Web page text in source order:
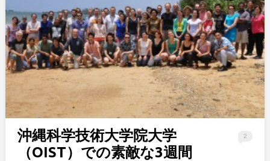
2
沖縄科学技術大学院大学
（OIST）での素敵な3週間